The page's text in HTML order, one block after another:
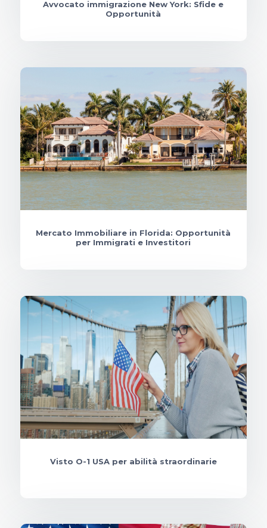
Avvocato immigrazione New York: Sfide e
Opportunità
Mercato Immobiliare in Florida: Opportunità
per Immigrati e Investitori
Visto O-1 USA per abilità straordinarie